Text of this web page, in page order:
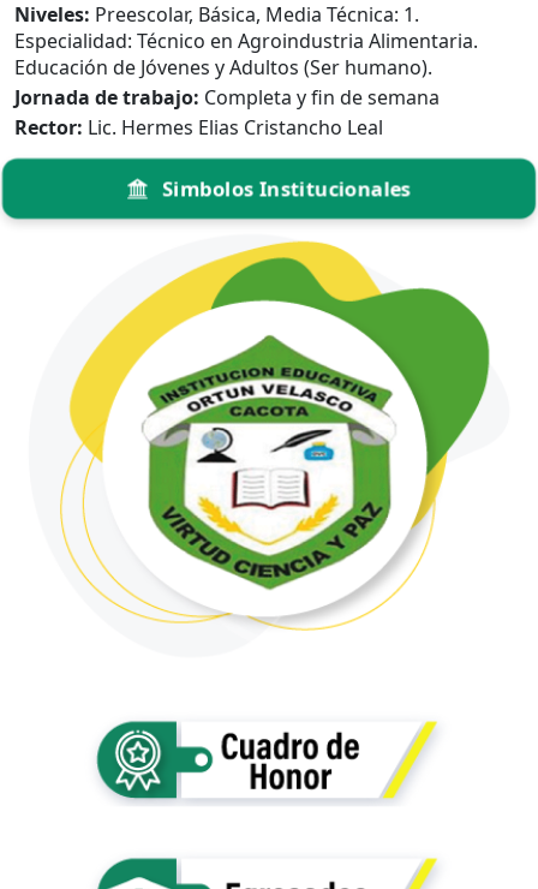
Niveles: Preescolar, Básica, Media Técnica: 1.
Especialidad: Técnico en Agroindustria Alimentaria.
Educación de Jóvenes y Adultos (Ser humano).
Jornada de trabajo: Completa y fin de semana
Rector: Lic. Hermes Elias Cristancho Leal
Simbolos Institucionales